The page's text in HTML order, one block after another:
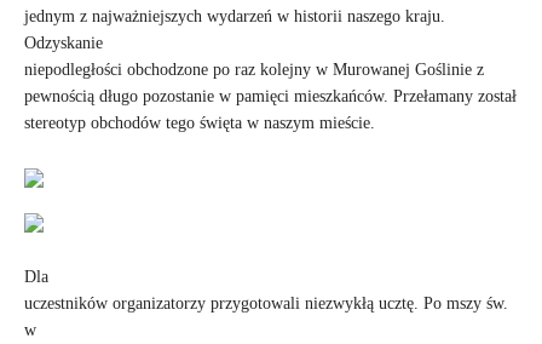
jednym z najważniejszych wydarzeń w historii naszego kraju.
Odzyskanie
niepodległości obchodzone po raz kolejny w Murowanej Goślinie z
pewnością długo pozostanie w pamięci mieszkańców. Przełamany został
stereotyp obchodów tego święta w naszym mieście.
Dla
uczestników organizatorzy przygotowali niezwykłą ucztę. Po mszy św.
w